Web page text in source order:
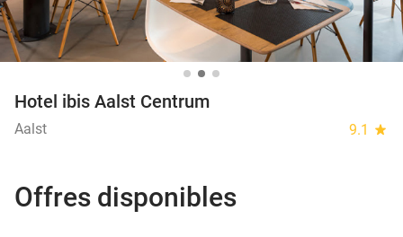
Hotel ibis Aalst Centrum
Aalst 9.1 star
Offres disponibles